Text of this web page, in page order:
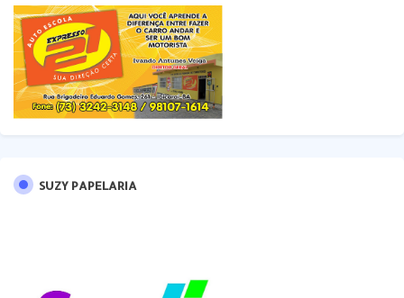
SUZY PAPELARIA